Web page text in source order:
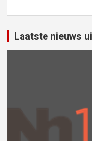
Laatste nieuws